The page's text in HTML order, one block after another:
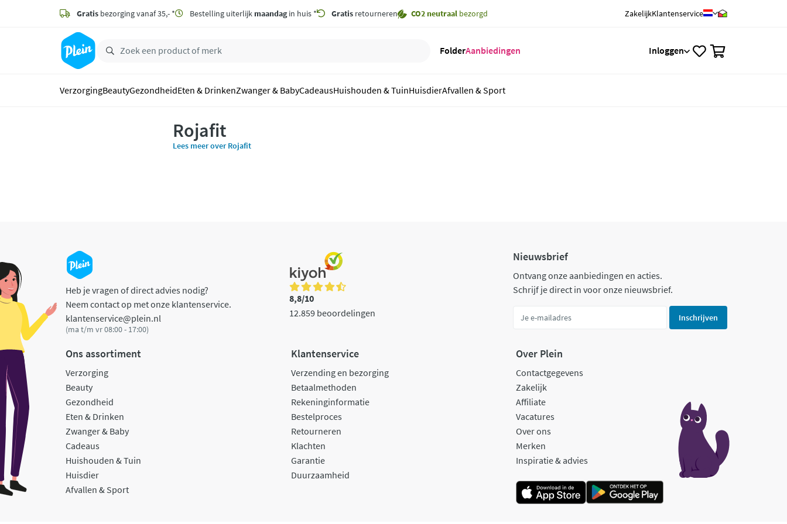
zoeken
hoofdinhoud
Gratis bezorging vanaf 35,- * Bestelling uiterlijk maandagin huis * Gratis retourneren CO2 neutraal bezorgd ZakelijkKlantenservice
FolderAanbiedingen Inloggen
VerzorgingBeautyGezondheidEten & DrinkenZwanger & BabyCadeausHuishouden & TuinHuisdierAfvallen & Sport
Rojafit
Lees meer over Rojafit
Heb je vragen of direct advies nodig?
Neem contact op met onze klantenservice.
klantenservice@plein.nl
(ma t/m vr 08:00 - 17:00)
8,8/10
12.859 beoordelingen
Nieuwsbrief
Ontvang onze aanbiedingen en acties.
Schrijf je direct in voor onze nieuwsbrief.
Inschrijven
Ons assortiment
Verzorging
Beauty
Gezondheid
Eten & Drinken
Zwanger & Baby
Cadeaus
Huishouden & Tuin
Huisdier
Afvallen & Sport
Klantenservice
Verzending en bezorging
Betaalmethoden
Rekeninginformatie
Bestelproces
Retourneren
Klachten
Garantie
Duurzaamheid
Over Plein
Contactgegevens
Zakelijk
Affiliate
Vacatures
Over ons
Merken
Inspiratie & advies